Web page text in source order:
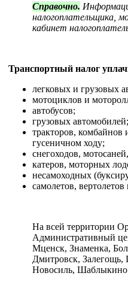
Справочно.
налогоплательщика,
кабинет
Транспортный налог
легковых и грузовых
мотоциклов и
автобусов;
грузовых автомобилей;
тракторов, комбайнов
гусеничном ходу;
снегоходов,
катеров, моторных
несамоходных
самолетов,
На всей территории
Административный
Мценск, Знаменка,
Дмитровск, Залегощь,
Новосиль,